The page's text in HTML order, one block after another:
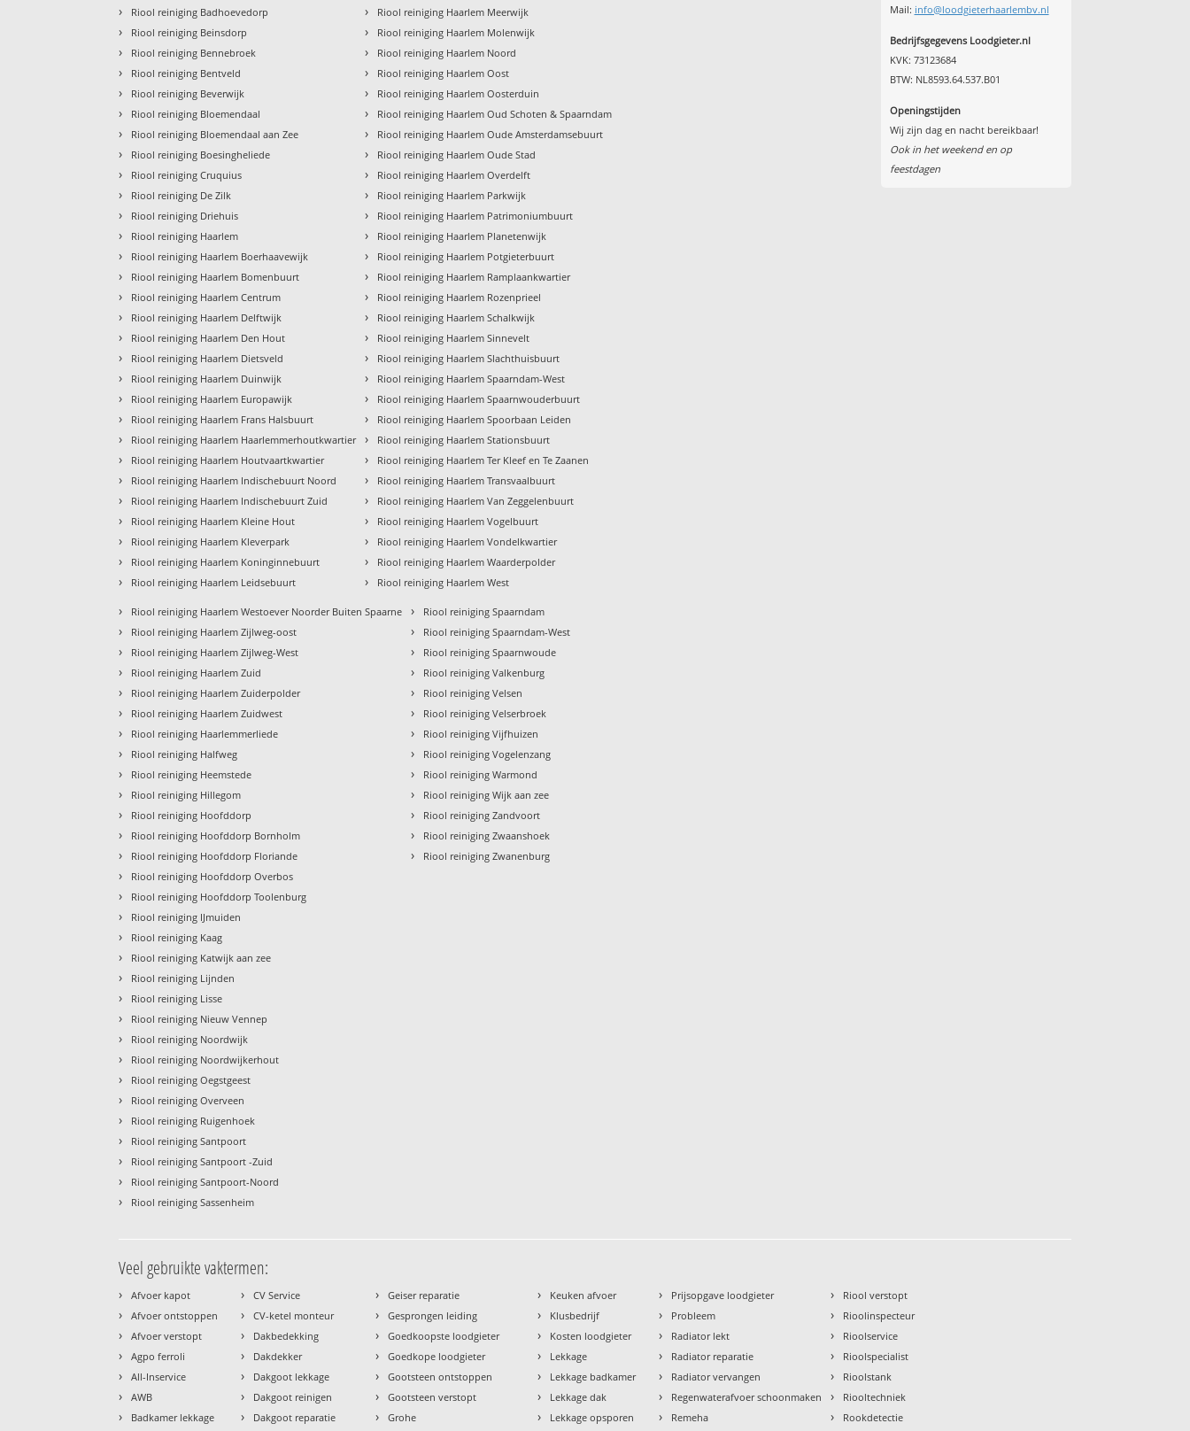
› Riool reiniging Badhoevedorp
› Riool reiniging Beinsdorp
› Riool reiniging Bennebroek
› Riool reiniging Bentveld
› Riool reiniging Beverwijk
› Riool reiniging Bloemendaal
› Riool reiniging Bloemendaal aan Zee
› Riool reiniging Boesingheliede
› Riool reiniging Cruquius
› Riool reiniging De Zilk
› Riool reiniging Driehuis
› Riool reiniging Haarlem
› Riool reiniging Haarlem Boerhaavewijk
› Riool reiniging Haarlem Bomenbuurt
› Riool reiniging Haarlem Centrum
› Riool reiniging Haarlem Delftwijk
› Riool reiniging Haarlem Den Hout
› Riool reiniging Haarlem Dietsveld
› Riool reiniging Haarlem Duinwijk
› Riool reiniging Haarlem Europawijk
› Riool reiniging Haarlem Frans Halsbuurt
› Riool reiniging Haarlem Haarlemmerhoutkwartier
› Riool reiniging Haarlem Houtvaartkwartier
› Riool reiniging Haarlem Indischebuurt Noord
› Riool reiniging Haarlem Indischebuurt Zuid
› Riool reiniging Haarlem Kleine Hout
› Riool reiniging Haarlem Kleverpark
› Riool reiniging Haarlem Koninginnebuurt
› Riool reiniging Haarlem Leidsebuurt
› Riool reiniging Haarlem Meerwijk
› Riool reiniging Haarlem Molenwijk
› Riool reiniging Haarlem Noord
› Riool reiniging Haarlem Oost
› Riool reiniging Haarlem Oosterduin
› Riool reiniging Haarlem Oud Schoten & Spaarndam
› Riool reiniging Haarlem Oude Amsterdamsebuurt
› Riool reiniging Haarlem Oude Stad
› Riool reiniging Haarlem Overdelft
› Riool reiniging Haarlem Parkwijk
› Riool reiniging Haarlem Patrimoniumbuurt
› Riool reiniging Haarlem Planetenwijk
› Riool reiniging Haarlem Potgieterbuurt
› Riool reiniging Haarlem Ramplaankwartier
› Riool reiniging Haarlem Rozenprieel
› Riool reiniging Haarlem Schalkwijk
› Riool reiniging Haarlem Sinnevelt
› Riool reiniging Haarlem Slachthuisbuurt
› Riool reiniging Haarlem Spaarndam-West
› Riool reiniging Haarlem Spaarnwouderbuurt
› Riool reiniging Haarlem Spoorbaan Leiden
› Riool reiniging Haarlem Stationsbuurt
› Riool reiniging Haarlem Ter Kleef en Te Zaanen
› Riool reiniging Haarlem Transvaalbuurt
› Riool reiniging Haarlem Van Zeggelenbuurt
› Riool reiniging Haarlem Vogelbuurt
› Riool reiniging Haarlem Vondelkwartier
› Riool reiniging Haarlem Waarderpolder
› Riool reiniging Haarlem West
› Riool reiniging Haarlem Westoever Noorder Buiten Spaarne
› Riool reiniging Haarlem Zijlweg-oost
› Riool reiniging Haarlem Zijlweg-West
› Riool reiniging Haarlem Zuid
› Riool reiniging Haarlem Zuiderpolder
› Riool reiniging Haarlem Zuidwest
› Riool reiniging Haarlemmerliede
› Riool reiniging Halfweg
› Riool reiniging Heemstede
› Riool reiniging Hillegom
› Riool reiniging Hoofddorp
› Riool reiniging Hoofddorp Bornholm
› Riool reiniging Hoofddorp Floriande
› Riool reiniging Hoofddorp Overbos
› Riool reiniging Hoofddorp Toolenburg
› Riool reiniging IJmuiden
› Riool reiniging Kaag
› Riool reiniging Katwijk aan zee
› Riool reiniging Lijnden
› Riool reiniging Lisse
› Riool reiniging Nieuw Vennep
› Riool reiniging Noordwijk
› Riool reiniging Noordwijkerhout
› Riool reiniging Oegstgeest
› Riool reiniging Overveen
› Riool reiniging Ruigenhoek
› Riool reiniging Santpoort
› Riool reiniging Santpoort -Zuid
› Riool reiniging Santpoort-Noord
› Riool reiniging Sassenheim
› Riool reiniging Spaarndam
› Riool reiniging Spaarndam-West
› Riool reiniging Spaarnwoude
› Riool reiniging Valkenburg
› Riool reiniging Velsen
› Riool reiniging Velserbroek
› Riool reiniging Vijfhuizen
› Riool reiniging Vogelenzang
› Riool reiniging Warmond
› Riool reiniging Wijk aan zee
› Riool reiniging Zandvoort
› Riool reiniging Zwaanshoek
› Riool reiniging Zwanenburg
Mail: info@loodgieterhaarlembv.nl
Bedrijfsgegevens Loodgieter.nl
KVK: 73123684
BTW: NL8593.64.537.B01
Openingstijden
Wij zijn dag en nacht bereikbaar!
Ook in het weekend en op
feestdagen
Veel gebruikte vaktermen:
› Afvoer kapot
› Afvoer ontstoppen
› Afvoer verstopt
› Agpo ferroli
› All-Inservice
› AWB
› Badkamer lekkage
› CV Service
› CV-ketel monteur
› Dakbedekking
› Dakdekker
› Dakgoot lekkage
› Dakgoot reinigen
› Dakgoot reparatie
› Geiser reparatie
› Gesprongen leiding
› Goedkoopste loodgieter
› Goedkope loodgieter
› Gootsteen ontstoppen
› Gootsteen verstopt
› Grohe
› Keuken afvoer
› Klusbedrijf
› Kosten loodgieter
› Lekkage
› Lekkage badkamer
› Lekkage dak
› Lekkage opsporen
› Prijsopgave loodgieter
› Probleem
› Radiator lekt
› Radiator reparatie
› Radiator vervangen
› Regenwaterafvoer schoonmaken
› Remeha
› Riool verstopt
› Rioolinspecteur
› Rioolservice
› Rioolspecialist
› Rioolstank
› Riooltechniek
› Rookdetectie